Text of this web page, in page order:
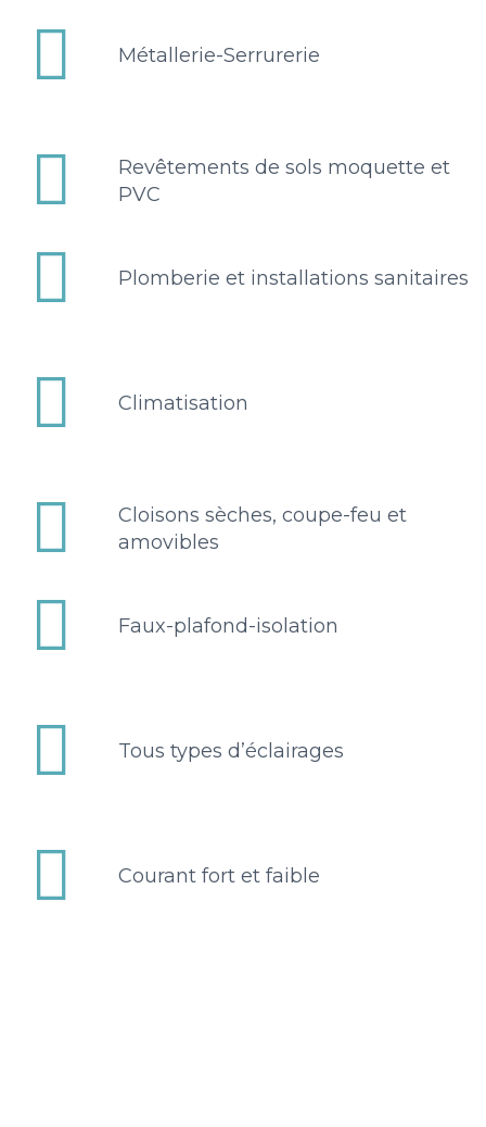

 Métallerie-Serrurerie


Revêtements de sols moquette et
PVC

 Plomberie et installations sanitaires

 Climatisation


Cloisons sèches, coupe-feu et
amovibles

 Faux-plafond-isolation

 Tous types d’éclairages

 Courant fort et faible